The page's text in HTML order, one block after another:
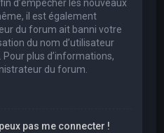
d’empêcher les nouveaux
il est également
du forum ait banni votre
du nom d’utilisateur
plus d’informations,
du forum.
pas me connecter !